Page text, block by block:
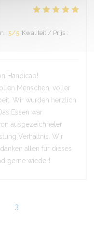
: 5/5 Kwaliteit / Prijs :
Handicap!
Menschen, voller
Wir wurden herzlich
Essen war
ausgezeichneter
Verhältnis. Wir
allen für dieses
gerne wieder!
3